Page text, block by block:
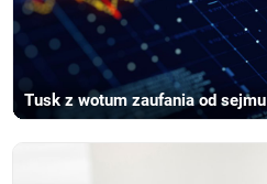
Tusk z wotum zaufania od sejmu